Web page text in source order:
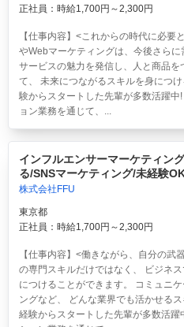
正社員：時給1,700円～2,300円
【仕事内容】<これからの時代に必要
やWebマーケティングは、今後さら
サービスの魅力を発信し、人と商品
て、 未来につながるスキルを身につ
験からスタートした先輩が多数活躍
ョン業務を通じて、...
インフルエンサーマーケティン
る/SNSマーケティング/未経験
株式会社FFU
東京都
正社員：時給1,700円～2,300円
【仕事内容】<働きながら、自分の武
の専門スキルだけではなく、 ビジネ
につけることができます。 コミュニ
ングなど、 どんな業界でも活かせる
経験からスタートした先輩が多数活